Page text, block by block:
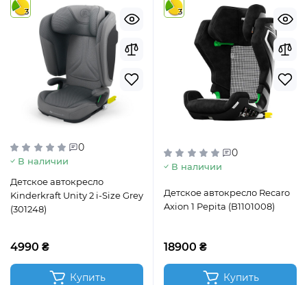
3
0
В наличии
Детское автокресло
Kinderkraft Unity 2 i-Size Grey
(301248)
4990 ₴
Купить
3
0
В наличии
Детское автокресло Recaro
Axion 1 Pepita (B1101008)
18900 ₴
Купить